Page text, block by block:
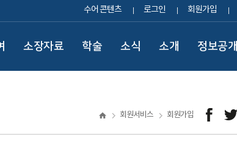
수어 콘텐츠 로그인 회원가입
소장자료 학술 소식 소개 정보공개
회원서비스 회원가입